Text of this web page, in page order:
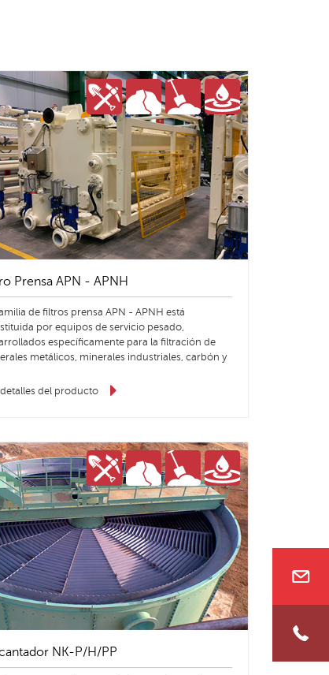
Prensa APN - APNH
de filtros prensa APN - APNH está
por equipos de servicio pesado,
específicamente para la filtración de
metálicos, minerales industriales, carbón y
del producto
NK-P/H/PP